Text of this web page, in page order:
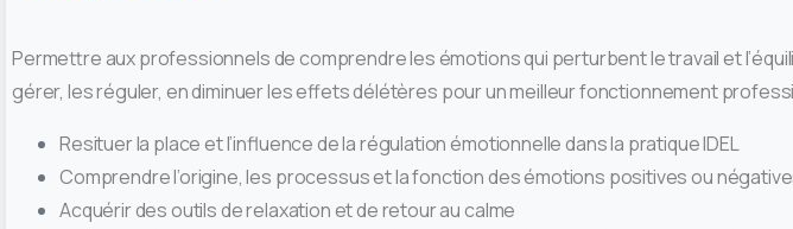
Permettre aux professionnels de comprendre les émotions qui perturbent le travail et
gérer, les réguler, en diminuer les effets délétères pour un meilleur fonctionnement
Resituer la place et l’influence de la régulation émotionnelle dans la pratique IDEL
Comprendre l’origine, les processus et la fonction des émotions positives ou
Acquérir des outils de relaxation et de retour au calme